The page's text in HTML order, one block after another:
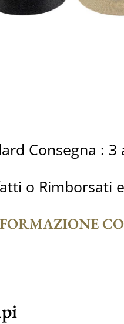
Consegna : 3
o Rimborsati